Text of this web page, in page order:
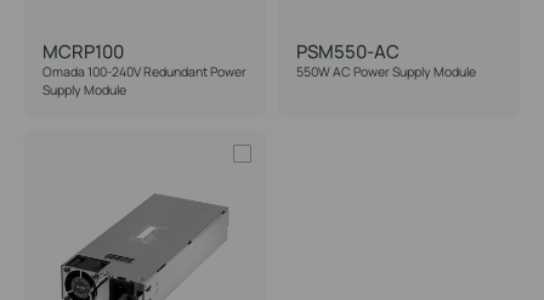
MCRP100
Omada 100-240V Redundant Power
Supply Module
PSM550-AC
550W AC Power Supply Module